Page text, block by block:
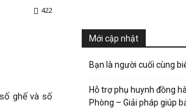
422
ghế và số
Mới cập nhật
Bạn là người cuối cùng
Hỗ trợ phụ huynh đồng
Phòng – Giải pháp giúp